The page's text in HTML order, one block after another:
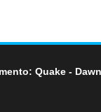
Quake -